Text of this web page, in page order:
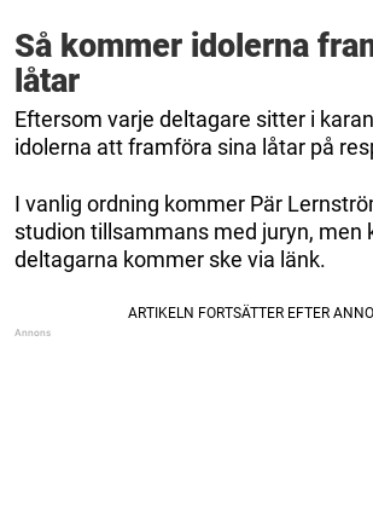
Så kommer idolerna
låtar
Eftersom varje deltagare sitter i
idolerna att framföra sina låtar på
I vanlig ordning kommer Pär
studion tillsammans med juryn, men
deltagarna kommer ske via länk.